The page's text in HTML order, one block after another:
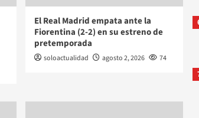
El Real Madrid empata ante la
Fiorentina (2-2) en su estreno de
pretemporada
soloactualidad agosto 2, 2026 74